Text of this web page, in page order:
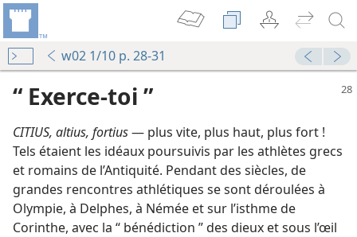
w02 1/10 p. 28-31
“ Exerce-toi ”
CITIUS, altius, fortius— plus vite, plus haut, plus fort !
Tels étaient les idéaux poursuivis par les athlètes grecs
et romains de l’Antiquité. Pendant des siècles, de
grandes rencontres athlétiques se sont déroulées à
Olympie, à Delphes, à Némée et sur l’isthme de
Corinthe, avec la “ bénédiction ” des dieux et sous l’œil